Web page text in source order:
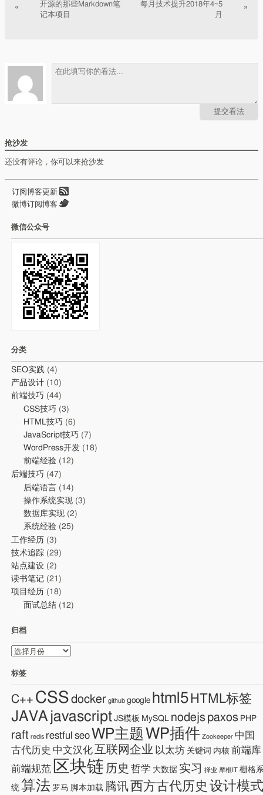
«
开源的那些Markdown笔
记本项目
每月技术提升2018年4~5
月
»
提交看法
抢沙发
还没有评论，你可以来抢沙发
订阅博客更新
微博订阅博客
微信公众号
分类
SEO实践 (4)
产品设计 (10)
前端技巧 (44)
CSS技巧 (3)
HTML技巧 (6)
JavaScript技巧 (7)
WordPress开发 (18)
前端经验 (12)
后端技巧 (47)
后端语言 (14)
操作系统实现 (3)
数据库实现 (2)
系统经验 (25)
工作经历 (3)
技术追踪 (29)
站点建设 (2)
读书笔记 (21)
项目经历 (18)
面试总结 (12)
归档
归
标签
C++ CSS docker github google html5 HTML标签
JAVA javascript JS模板 MySQL nodejs paxos PHP
raft redis restful seo WP主题 WP插件 Zookeeper 中国
古代历史 中文汉化互联网企业 以太坊 关键词 内核 前端库
前端规范 区块链 历史 哲学 大数据 实习 择业 摩根IT 栅格
统 算法 罗马 脚本加载 腾讯 西方古代历史 设计模